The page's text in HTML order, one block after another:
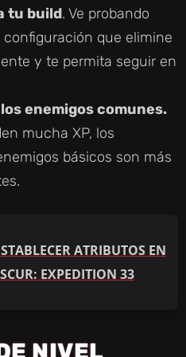
tu build. Ve probando
que elimine
y te permita seguir en
enemigos comunes.
mucha XP, los
básicos son más
ATRIBUTOS EN
EXPEDITION 33
NIVEL